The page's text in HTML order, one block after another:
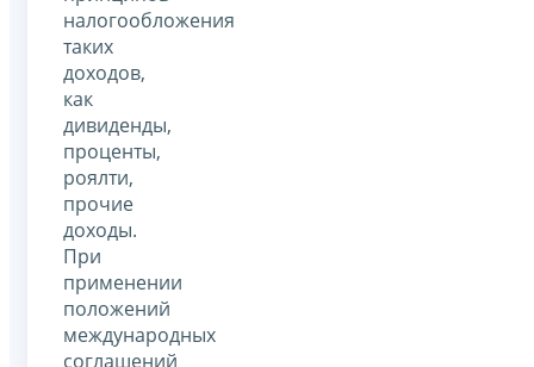
налогообложения
таких
доходов,
как
дивиденды,
проценты,
роялти,
прочие
доходы.
При
применении
положений
международных
соглашений